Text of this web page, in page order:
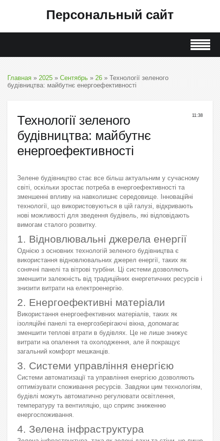
Персональный сайт
Главная » 2025 » Сентябрь » 26 » Технології зеленого
будівництва: майбутнє енергоефективності
11:38
Технології зеленого
будівництва: майбутнє
енергоефективності
Зелене будівництво стає все більш актуальним у сучасному
світі, оскільки зростає потреба в енергоефективності та
зменшенні впливу на навколишнє середовище. Інноваційні
технології, що використовуються в цій галузі, відкривають
нові можливості для зведення будівель, які відповідають
вимогам сталого розвитку.
1. Відновлювальні джерела енергії
Однією з основних технологій зеленого будівництва є
використання відновлювальних джерел енергії, таких як
сонячні панелі та вітрові турбіни. Ці системи дозволяють
зменшити залежність від традиційних енергетичних ресурсів і
знизити витрати на електроенергію.
2. Енергоефективні матеріали
Використання енергоефективних матеріалів, таких як
ізоляційні панелі та енергозберігаючі вікна, допомагає
зменшити теплові втрати в будівлях. Це не лише знижує
витрати на опалення та охолодження, але й покращує
загальний комфорт мешканців.
3. Системи управління енергією
Системи автоматизації та управління енергією дозволяють
оптимізувати споживання ресурсів. Завдяки цим технологіям,
будівлі можуть автоматично регулювати освітлення,
температуру та вентиляцію, що сприяє зниженню
енергоспоживання.
4. Зелена інфраструктура